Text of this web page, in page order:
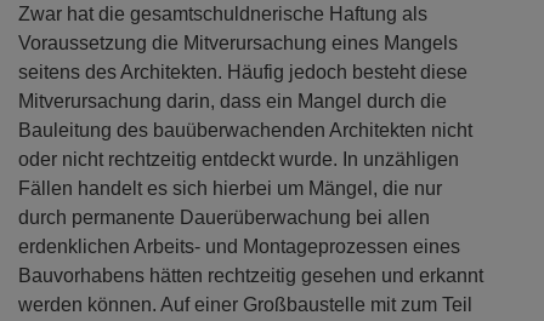
Zwar hat die gesamtschuldnerische Haftung als
Voraussetzung die Mitverursachung eines Mangels
seitens des Architekten. Häufig jedoch besteht diese
Mitverursachung darin, dass ein Mangel durch die
Bauleitung des bauüberwachenden Architekten nicht
oder nicht rechtzeitig entdeckt wurde. In unzähligen
Fällen handelt es sich hierbei um Mängel, die nur
durch permanente Dauerüberwachung bei allen
erdenklichen Arbeits- und Montageprozessen eines
Bauvorhabens hätten rechtzeitig gesehen und erkannt
werden können. Auf einer Großbaustelle mit zum Teil